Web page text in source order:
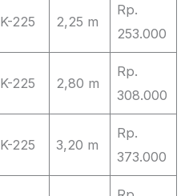
K-225 2,25 m
Rp.
253.000
K-225 2,80 m
Rp.
308.000
K-225 3,20 m
Rp.
373.000